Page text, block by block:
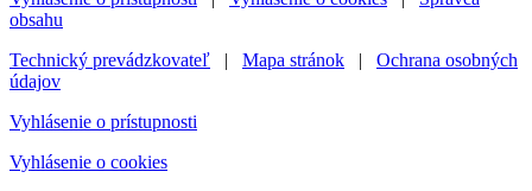
obsahu
Technický prevádzkovateľ | Mapa stránok | Ochrana osobných
údajov
Vyhlásenie o prístupnosti
Vyhlásenie o cookies